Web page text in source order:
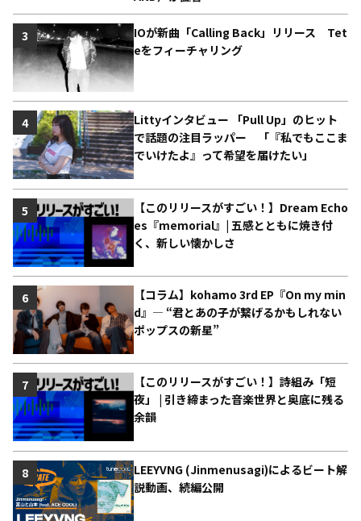
IOが新曲「Calling Back」リリース Tet
eをフィーチャリング
3
Littyインタビュー 「Pull Up」のヒット
で話題の注目ラッパー 「『私でもここま
でいけたよ』って希望を届けたい」
4
【このリリースがすごい！】Dream Echo
es『memorial』| 五感とともに焼き付
く、新しい懐かしさ
5
【コラム】kohamo 3rd EP『On my min
d』― “君とあの子が繋げるかもしれない
ポップスの新星”
6
【このリリースがすごい！】詩組み「短
夜」 | 引き締まった音楽世界と奥底に残る
余韻
7
LEEYVNG (Jinmenusagi)によるビート解
説動画、続編公開
8